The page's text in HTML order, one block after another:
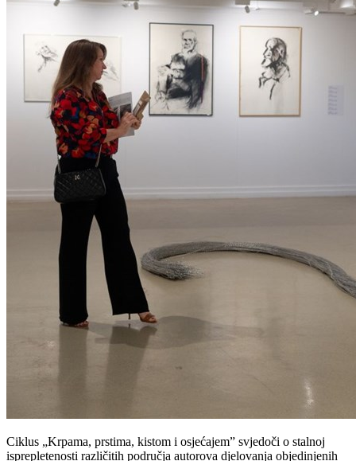
Ciklus „Krpama, prstima, kistom i osjećajem” svjedoči o stalnoj
isprepletenosti različitih područja autorova djelovanja objedinjenih